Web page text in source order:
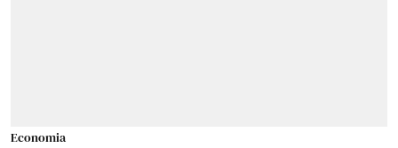
Economia